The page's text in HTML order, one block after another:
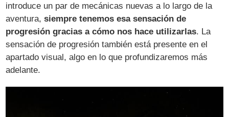
introduce un par de mecánicas nuevas a lo largo de la
aventura,siempre tenemos esa sensación de
progresión gracias a cómo nos hace utilizarlas. La
sensación de progresión también está presente en el
apartado visual, algo en lo que profundizaremos más
adelante.